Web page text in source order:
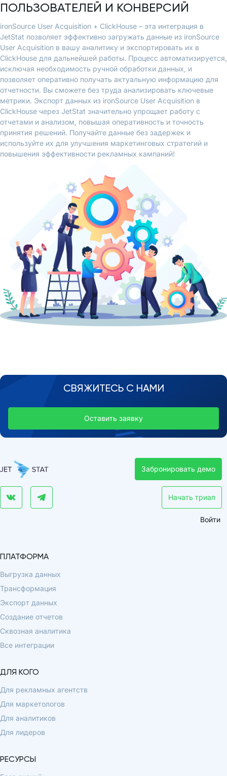
ПОЛЬЗОВАТЕЛЕЙ И КОНВЕРСИЙ
ironSource User Acquisition + ClickHouse – эта интеграция в
JetStat позволяет эффективно загружать данные из ironSource
User Acquisition в вашу аналитику и экспортировать их в
ClickHouse для дальнейшей работы. Процесс автоматизируется,
исключая необходимость ручной обработки данных, и
позволяет оперативно получать актуальную информацию для
отчетности. Вы сможете без труда анализировать ключевые
метрики. Экспорт данных из ironSource User Acquisition в
ClickHouse через JetStat значительно упрощает работу с
отчетами и анализом, повышая оперативность и точность
принятия решений. Получайте данные без задержек и
используйте их для улучшения маркетинговых стратегий и
повышения эффективности рекламных кампаний!
СВЯЖИТЕСЬ С НАМИ
Оставить заявку
Забронировать демо
Начать триал
Войти
ПЛАТФОРМА
Выгрузка данных
Трансформация
Экспорт данных
Создание отчетов
Сквозная аналитика
Все интеграции
ДЛЯ КОГО
Для рекламных агентств
Для маркетологов
Для аналитиков
Для лидеров
РЕСУРСЫ